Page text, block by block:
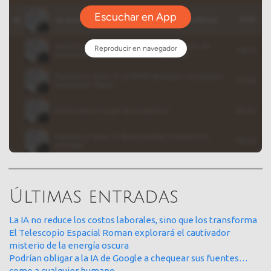
Últimas entradas
La IA no reduce los costos laborales, sino que los transforma
El Telescopio Espacial Roman explorará el cautivador
misterio de la energía oscura
Podrían obligar a la IA de Google a chequear sus fuentes…